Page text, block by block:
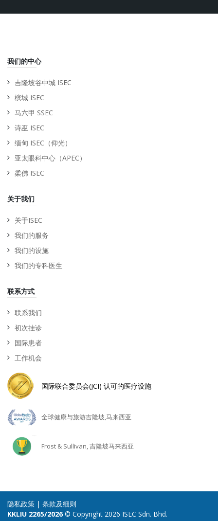
我们的中心
吉隆坡谷中城 ISEC
槟城 ISEC
马六甲 SSEC
诗巫 ISEC
缅甸 ISEC（仰光）
亚太眼科中心（APEC）
柔佛 ISEC
关于我们
关于ISEC
我们的服务
我们的设施
我们的专科医生
联系方式
联系我们
初次挂诊
国际患者
工作机会
国际联合委员会(JCI) 认可的医疗设施
全球健康与旅游吉隆坡,马来西亚
Frost & Sullivan, 吉隆坡马来西亚
隐私政策 | 条款及细则
KKLIU 2265/2026© Copyright 2026 ISEC Sdn. Bhd.